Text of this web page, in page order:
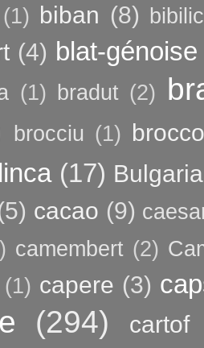
(1) biban (8)
(4) blat-génoise
(1) bradut (2)
brocciu (1)
(17) Bulgaria
cacao (9)
camembert (2)
(1) capere (3)
(294)
cartof